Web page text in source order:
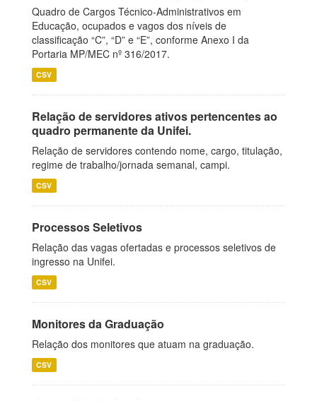
Quadro de Cargos Técnico-Administrativos em
Educação, ocupados e vagos dos níveis de
classificação “C”, “D” e “E”, conforme Anexo I da
Portaria MP/MEC nº 316/2017.
CSV
Relação de servidores ativos pertencentes ao
quadro permanente da Unifei.
Relação de servidores contendo nome, cargo, titulação,
regime de trabalho/jornada semanal, campi.
CSV
Processos Seletivos
Relação das vagas ofertadas e processos seletivos de
ingresso na Unifei.
CSV
Monitores da Graduação
Relação dos monitores que atuam na graduação.
CSV